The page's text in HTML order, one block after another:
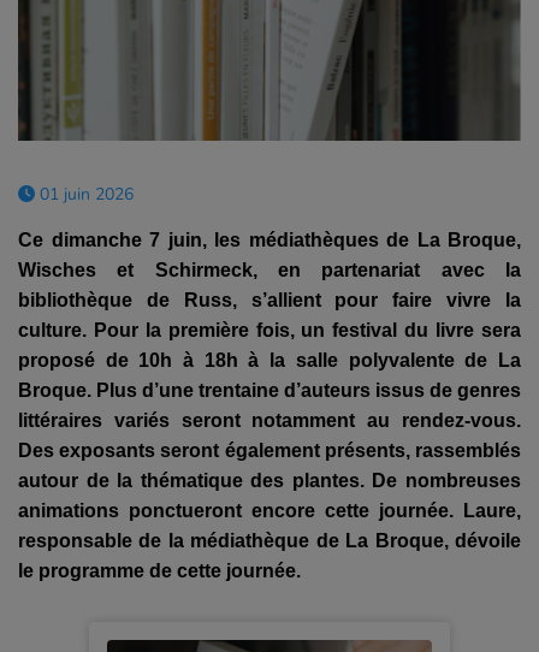
01 juin 2026
Ce dimanche 7 juin, les médiathèques de La Broque,
Wisches et Schirmeck, en partenariat avec la
bibliothèque de Russ, s’allient pour faire vivre la
culture. Pour la première fois, un festival du livre sera
proposé de 10h à 18h à la salle polyvalente de La
Broque. Plus d’une trentaine d’auteurs issus de genres
littéraires variés seront notamment au rendez-vous.
Des exposants seront également présents, rassemblés
autour de la thématique des plantes. De nombreuses
animations ponctueront encore cette journée. Laure,
responsable de la médiathèque de La Broque, dévoile
le programme de cette journée.